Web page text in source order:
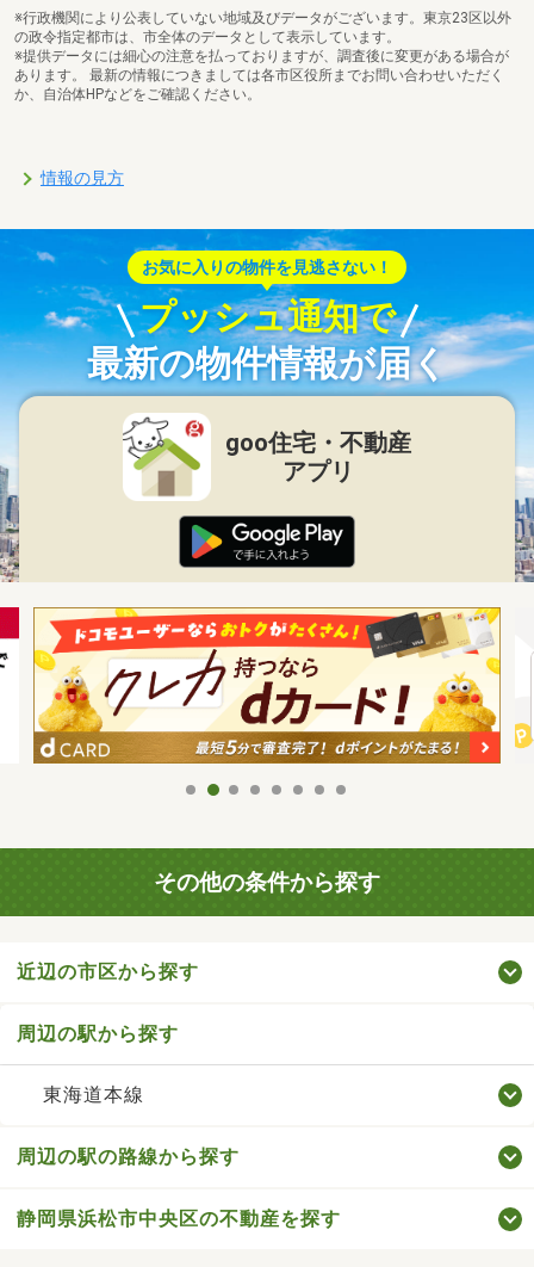
※行政機関により公表していない地域及びデータがございます。東京23区以外
の政令指定都市は、市全体のデータとして表示しています。
※提供データには細心の注意を払っておりますが、調査後に変更がある場合が
あります。 最新の情報につきましては各市区役所までお問い合わせいただく
か、自治体HPなどをご確認ください。
情報の見方
お気に入りの物件を見逃さない！
プッシュ通知で
最新の物件情報が届く
goo住宅・不動産
アプリ
その他の条件から探す
近辺の市区から探す
周辺の駅から探す
東海道本線
周辺の駅の路線から探す
静岡県浜松市中央区の不動産を探す